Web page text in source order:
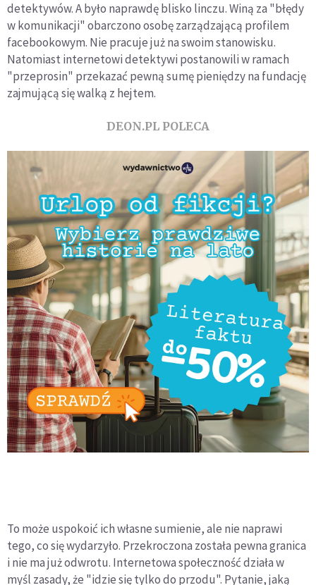
detektywów. A było naprawdę blisko linczu. Winą za "błędy
w komunikacji" obarczono osobę zarządzającą profilem
facebookowym. Nie pracuje już na swoim stanowisku.
Natomiast internetowi detektywi postanowili w ramach
"przeprosin" przekazać pewną sumę pieniędzy na fundację
zajmującą się walką z hejtem.
DEON.PL POLECA
To może uspokoić ich własne sumienie, ale nie naprawi
tego, co się wydarzyło. Przekroczona została pewna granica
i nie ma już odwrotu. Internetowa społeczność działa w
myśl zasady, że "idzie się tylko do przodu". Pytanie, jaką